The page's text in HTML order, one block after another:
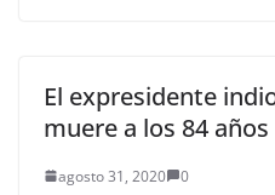
El expresidente
muere a los 84 años
agosto 31, 2020 0